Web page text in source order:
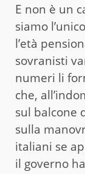
E non è un
siamo
l’età
sovranisti
numeri li
che,
sul balcone
sulla
italiani se
il governo